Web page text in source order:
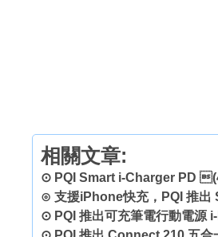
相關文章:
⊙ PQI Smart i-Charger PD
⊙ 支援iPhone快充，PQI 推出
⊙ PQI 推出可充筆電行動電源